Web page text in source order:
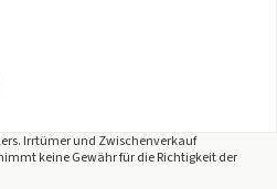
. Irrtümer und Zwischenverkauf
keine Gewähr für die Richtigkeit der